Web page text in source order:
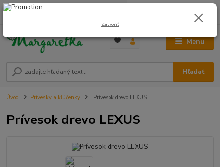
Menu
Hľadať
0948 236 042
0,00 €
Úvod Prívesky a kľúčenky Prívesok drevo LEXUS
Prívesok drevo LEXUS
Zatvoriť